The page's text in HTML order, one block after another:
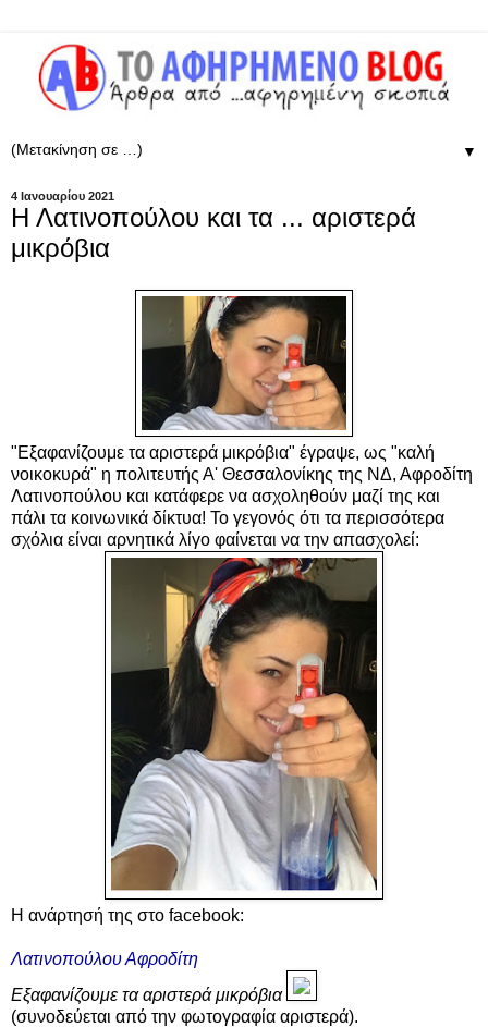
▼
4 Ιανουαρίου 2021
Η Λατινοπούλου και τα ... αριστερά
μικρόβια
"Εξαφανίζουμε τα αριστερά μικρόβια" έγραψε, ως "καλή
νοικοκυρά" η πολιτευτής Α' Θεσσαλονίκης της ΝΔ, Αφροδίτη
Λατινοπούλου και κατάφερε να ασχοληθούν μαζί της και
πάλι τα κοινωνικά δίκτυα! Το γεγονός ότι τα περισσότερα
σχόλια είναι αρνητικά λίγο φαίνεται να την απασχολεί:
Η ανάρτησή της στο facebook:
Λατινοπούλου Αφροδίτη
Εξαφανίζουμε τα αριστερά μικρόβια
(συνοδεύεται από την φωτογραφία αριστερά).